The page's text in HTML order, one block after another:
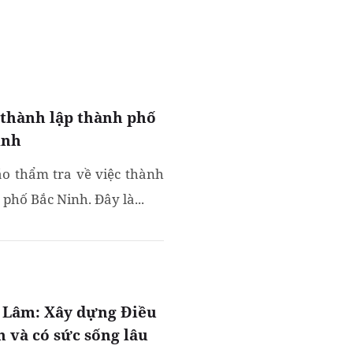
lập thành phố
thẩm tra về việc thành
Bắc Ninh. Đây là...
Xây dựng Điều
và có sức sống lâu